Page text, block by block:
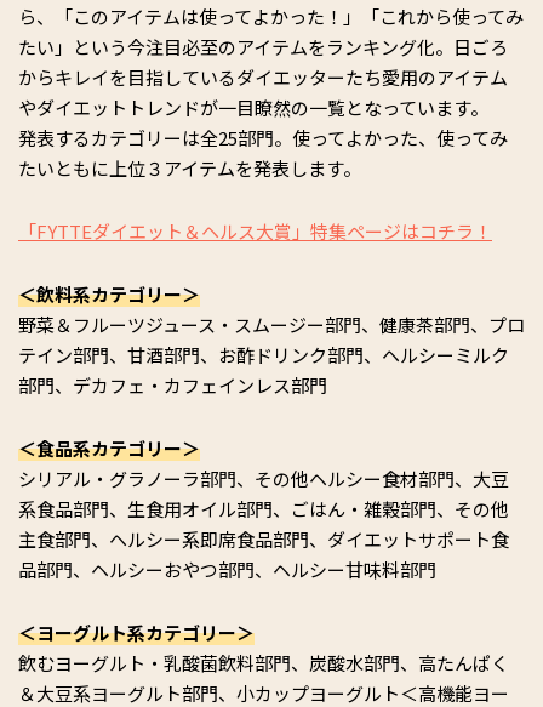
ら、「このアイテムは使ってよかった！」「これから使ってみ
たい」という今注目必至のアイテムをランキング化。日ごろ
からキレイを目指しているダイエッターたち愛用のアイテム
やダイエットトレンドが一目瞭然の一覧となっています。
発表するカテゴリーは全25部門。使ってよかった、使ってみ
たいともに上位３アイテムを発表します。
「FYTTEダイエット＆ヘルス大賞」特集ページはコチラ！
＜飲料系カテゴリー＞
野菜＆フルーツジュース・スムージー部門、健康茶部門、プロ
テイン部門、甘酒部門、お酢ドリンク部門、ヘルシーミルク
部門、デカフェ・カフェインレス部門
＜食品系カテゴリー＞
シリアル・グラノーラ部門、その他ヘルシー食材部門、大豆
系食品部門、生食用オイル部門、ごはん・雑穀部門、その他
主食部門、ヘルシー系即席食品部門、ダイエットサポート食
品部門、ヘルシーおやつ部門、ヘルシー甘味料部門
＜ヨーグルト系カテゴリー＞
飲むヨーグルト・乳酸菌飲料部門、炭酸水部門、高たんぱく
＆大豆系ヨーグルト部門、小カップヨーグルト＜高機能ヨー